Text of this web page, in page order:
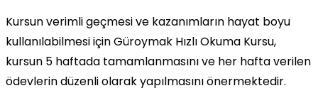
Kursun verimli geçmesi ve kazanımların hayat boyu
kullanılabilmesi için Güroymak Hızlı Okuma Kursu,
kursun 5 haftada tamamlanmasını ve her hafta verilen
ödevlerin düzenli olarak yapılmasını önermektedir.